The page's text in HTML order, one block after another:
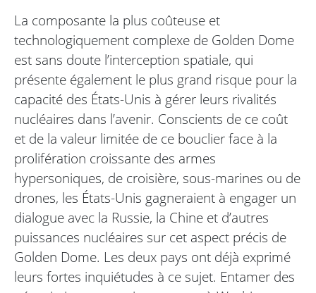
La composante la plus coûteuse et
technologiquement complexe de Golden Dome
est sans doute l’interception spatiale, qui
présente également le plus grand risque pour la
capacité des États-Unis à gérer leurs rivalités
nucléaires dans l’avenir. Conscients de ce coût
et de la valeur limitée de ce bouclier face à la
prolifération croissante des armes
hypersoniques, de croisière, sous-marines ou de
drones, les États-Unis gagneraient à engager un
dialogue avec la Russie, la Chine et d’autres
puissances nucléaires sur cet aspect précis de
Golden Dome. Les deux pays ont déjà exprimé
leurs fortes inquiétudes à ce sujet. Entamer des